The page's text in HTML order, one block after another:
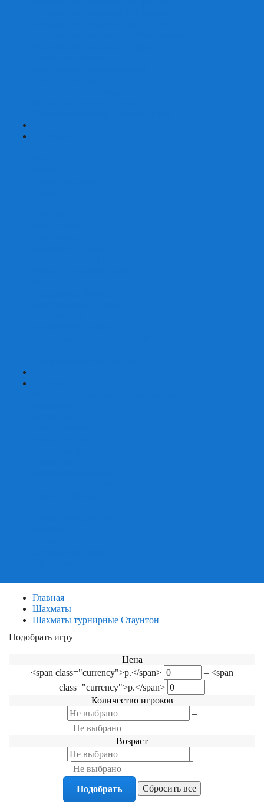
Главная
Шахматы
Шахматы турнирные Стаунтон
Подобрать игру
Цена
<span class="currency">р.</span>
– <span
class="currency">р.</span>
Количество игроков
–
Возраст
–